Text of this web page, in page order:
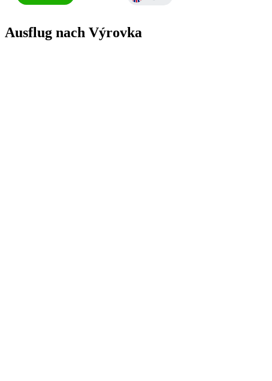
Ausflug nach Výrovka